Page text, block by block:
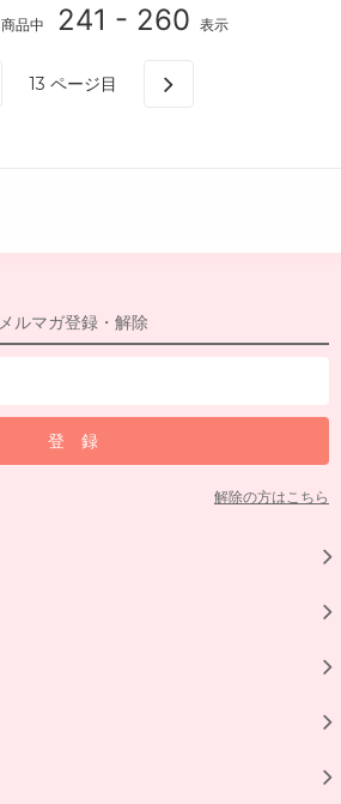
商品中 241 - 260 表示
13 ページ目
メルマガ登録・解除
解除の方はこちら